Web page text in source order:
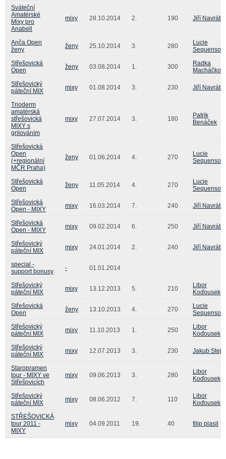
Sváteční
Amatérské
Mixy pro
Anabell
mixy 28.10.2014 2. 190 Jiří Navrátil
Anča Open
ženy
ženy 25.10.2014 3. 280
Lucie
Střešovická
Open
ženy 03.08.2014 1. 300
Radka
Střešovický
páteční MIX
mixy 01.08.2014 3. 230 Jiří Navrátil
Trioderm
amatérská
střešovická
MIXY s
grilováním
mixy 27.07.2014 3. 180
Patrik
Benáček
Střešovická
Open
(+regionální
MČR Praha)
ženy 01.06.2014 4. 270
Lucie
Střešovická
Open
ženy 11.05.2014 4. 270
Lucie
Střešovická
Open - MIXY
mixy 16.03.2014 7. 240 Jiří Navrátil
Střešovická
Open - MIXY
mixy 09.02.2014 6. 250 Jiří Navrátil
Střešovický
páteční MIX
mixy 24.01.2014 2. 240 Jiří Navrátil
special -
support bonusy
- 01.01.2014
Střešovický
páteční MIX
mixy 13.12.2013 5. 210
Libor
Koďousek
Střešovická
Open
ženy 13.10.2013 4. 270
Lucie
Střešovický
páteční MIX
mixy 11.10.2013 1. 250
Libor
Koďousek
Střešovický
páteční MIX
mixy 12.07.2013 3. 230 Jakub
Staropramen
tour - MIXY ve
Střešovicích
mixy 09.06.2013 3. 280
Libor
Koďousek
Střešovický
páteční MIX
mixy 08.06.2012 7. 110
Libor
Koďousek
STŘEŠOVICKÁ
tour 2011 -
MIXY
mixy 04.09.2011 19. 40 filip plasil